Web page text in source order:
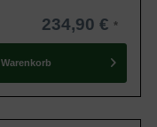
234,90 €
Warenkorb